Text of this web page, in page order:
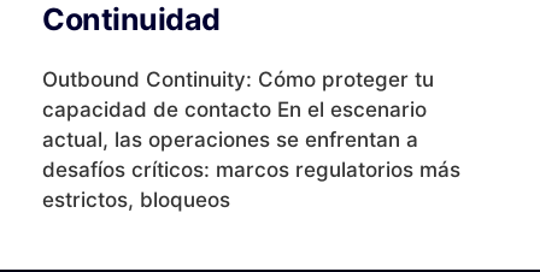
Continuidad
Outbound Continuity: Cómo proteger tu
capacidad de contacto En el escenario
actual, las operaciones se enfrentan a
desafíos críticos: marcos regulatorios más
estrictos, bloqueos